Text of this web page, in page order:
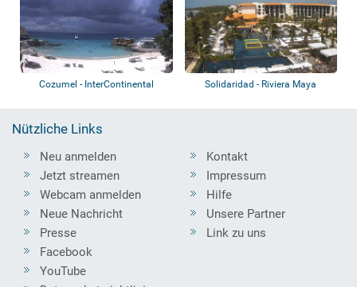
Cozumel - InterContinental
Solidaridad - Riviera Maya
Nützliche Links
Neu anmelden
Jetzt streamen
Webcam anmelden
Neue Nachricht
Presse
Kontakt
Impressum
Hilfe
Unsere Partner
Link zu uns
Facebook
YouTube